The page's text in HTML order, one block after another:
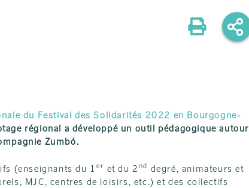
du Festival des Solidarités 2022 en Bourgogne-
régional a développé un outil pédagogique autour
Zumbó.
(enseignants du 1 er et du 2 nd degré, animateurs et
MJC, centres de loisirs, etc.) et des collectifs